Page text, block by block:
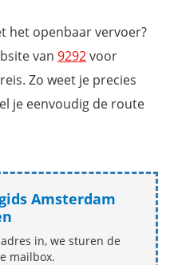
het openbaar vervoer?
van 9292voor
Zo weet je precies
je eenvoudig de route
Amsterdam
in, we sturen de
mailbox.